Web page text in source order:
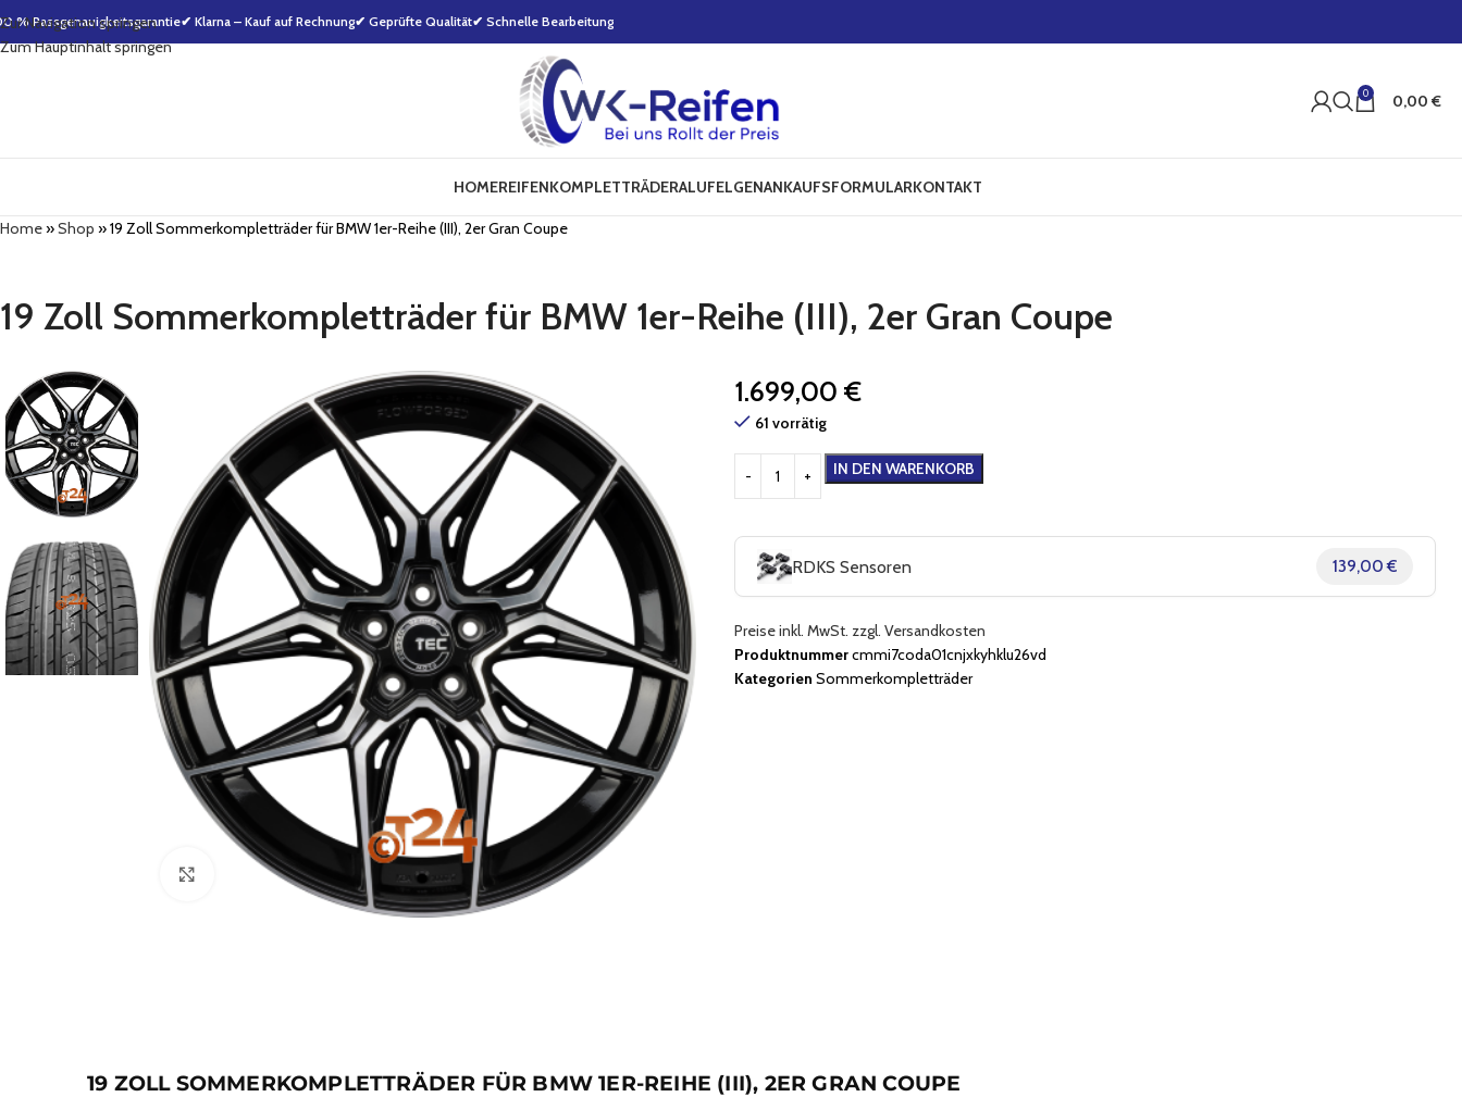
Zur Navigation springen
Zum Hauptinhalt springen
% Passgenauigkeitsgarantie✔ Klarna – Kauf auf Rechnung✔ Geprüfte Qualität✔ Schnelle Bearbeitung
0 0,00 €
HOMEREIFENKOMPLETTRÄDERALUFELGENANKAUFSFORMULARKONTAKT
Home»Shop »19 Zoll Sommerkompletträder für BMW 1er-Reihe (III), 2er Gran Coupe
19 Zoll Sommerkompletträder für BMW 1er-Reihe (III), 2er Gran Coupe
Zum Vergrößern klicken
1.699,00 €
61 vorrätig
IN DEN WARENKORB
RDKS Sensoren 139,00 €
Preise inkl. MwSt. zzgl. Versandkosten
Produktnummercmmi7coda01cnjxkyhklu26vd
Kategorien Sommerkompletträder
19 ZOLL SOMMERKOMPLETTRÄDER FÜR BMW 1ER-REIHE (III), 2ER GRAN COUPE